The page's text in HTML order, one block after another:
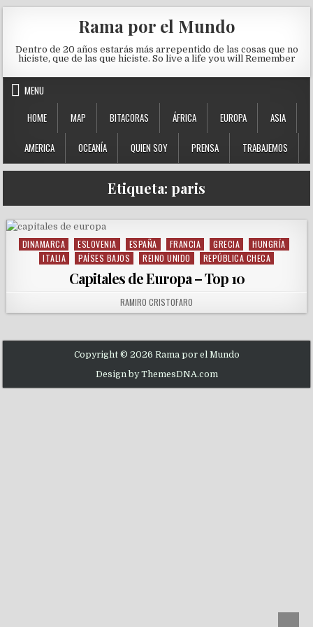
Rama por el Mundo
Dentro de 20 años estarás más arrepentido de las cosas que no
hiciste, que de las que hiciste. So live a life you will Remember
MENU
HOME
MAP BITACORAS ÁFRICA EUROPA ASIA
AMERICA OCEANÍA QUIEN SOY PRENSA TRABAJEMOS
Etiqueta: paris
Posted in
DINAMARCA ESLOVENIA ESPAÑA FRANCIA GRECIA
HUNGRÍA
ITALIA
PAÍSES BAJOS REINO UNIDO REPÚBLICA CHECA
Capitales de Europa – Top 10
AUTHOR:
RAMIRO CRISTOFARO
Copyright © 2026 Rama por el Mundo
Design by ThemesDNA.com